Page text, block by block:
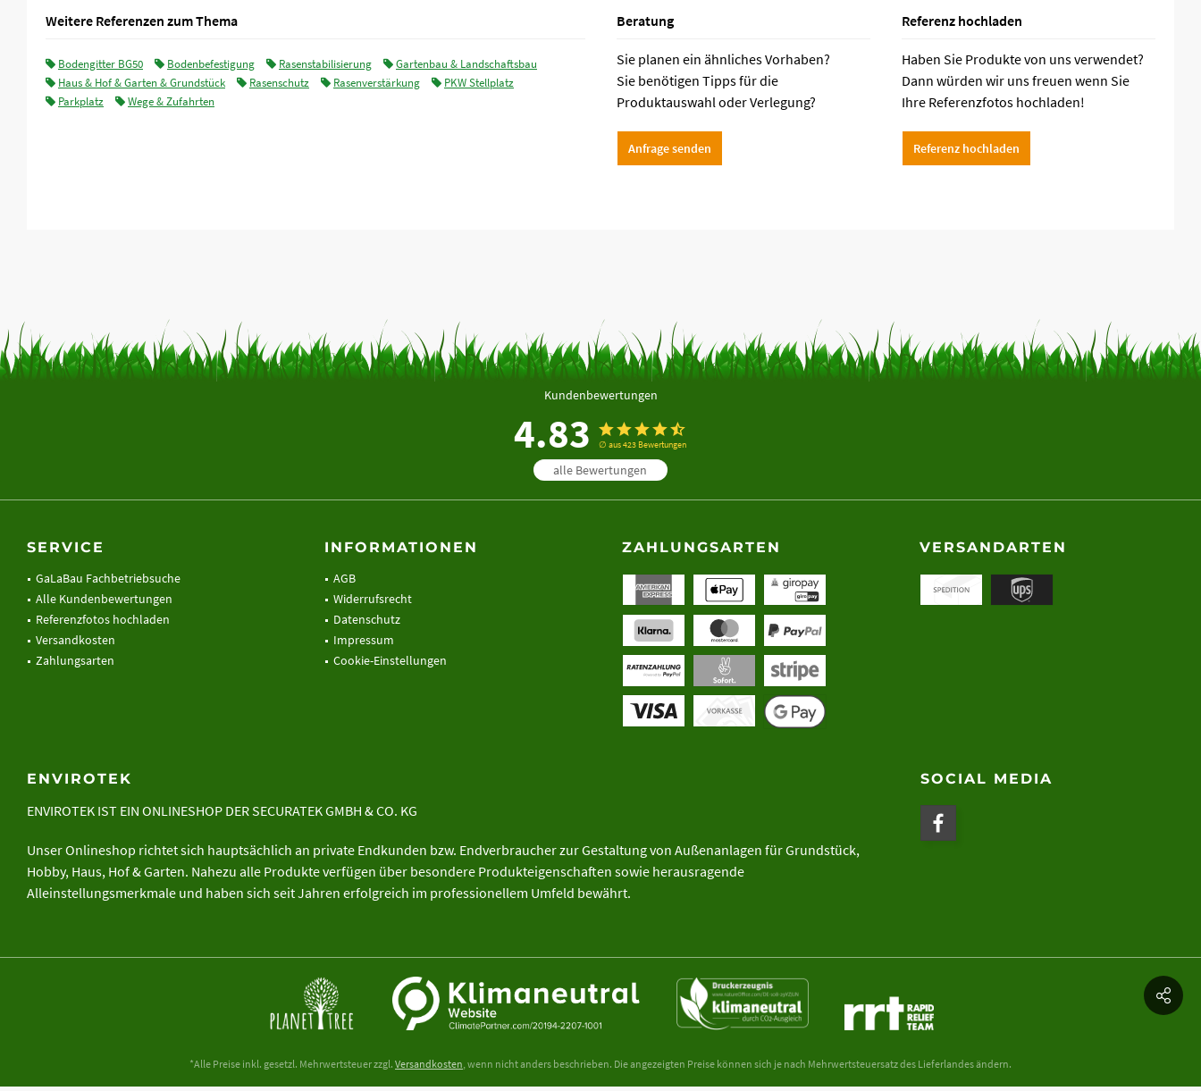
Weitere Referenzen zum Thema
Bodengitter BG50 Bodenbefestigung Rasenstabilisierung
Gartenbau & Landschaftsbau
Haus & Hof & Garten & Grundstück
Rasenschutz Rasenverstärkung
PKW Stellplatz
Parkplatz
Wege & Zufahrten
Beratung
Sie planen ein ähnliches Vorhaben?
Sie benötigen Tipps für die
Produktauswahl oder Verlegung?
Anfrage senden
Referenz hochladen
Haben Sie Produkte von uns verwendet?
Dann würden wir uns freuen wenn Sie
Ihre Referenzfotos hochladen!
Referenz hochladen
Kundenbewertungen
4.83∅ aus 423 Bewertungen
alle Bewertungen
SERVICE
GaLaBau Fachbetriebsuche
Alle Kundenbewertungen
Referenzfotos hochladen
Versandkosten
Zahlungsarten
INFORMATIONEN
AGB
Widerrufsrecht
Datenschutz
Impressum
Cookie-Einstellungen
ZAHLUNGSARTEN VERSANDARTEN
ENVIROTEK
ENVIROTEK IST EIN ONLINESHOP DERSECURATEK GMBH & CO. KG
Unser Onlineshop richtet sich hauptsächlich an private Endkunden bzw. Endverbraucher zur Gestaltung von Außenanlagen für Grundstück,
Hobby, Haus, Hof & Garten. Nahezu alle Produkte verfügen über besondere Produkteigenschaften sowie herausragende
Alleinstellungsmerkmale und haben sich seit Jahren erfolgreich im professionellem Umfeld bewährt.
SOCIAL MEDIA
*Alle Preise inkl. gesetzl. Mehrwertsteuer zzgl. Versandkosten, wenn nicht anders beschrieben. Die angezeigten Preise können sich je nach Mehrwertsteuersatz des Lieferlandes ändern.